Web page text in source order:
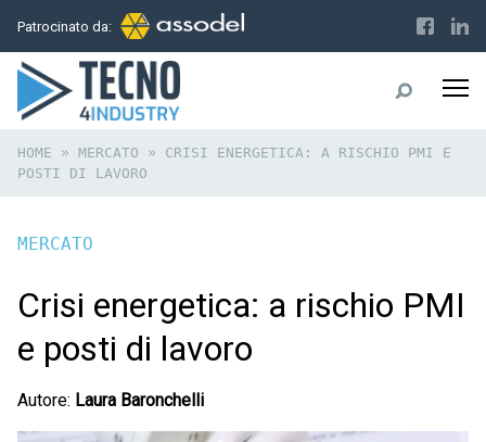
Patrocinato da:
HOME » MERCATO » CRISI ENERGETICA: A RISCHIO PMI E
POSTI DI LAVORO
MERCATO
Crisi energetica: a rischio PMI
e posti di lavoro
Autore: Laura Baronchelli